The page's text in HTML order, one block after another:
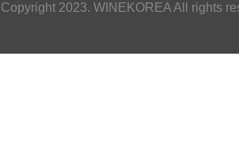
Copyright 2023. WINEKOREA All rights